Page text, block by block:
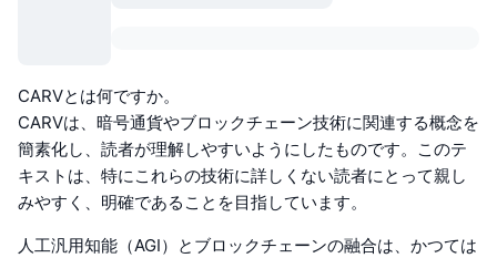
CARVとは何ですか。
CARVは、暗号通貨やブロックチェーン技術に関連する概念を
簡素化し、読者が理解しやすいようにしたものです。このテ
キストは、特にこれらの技術に詳しくない読者にとって親し
みやすく、明確であることを目指しています。
人工汎用知能（AGI）とブロックチェーンの融合は、かつては